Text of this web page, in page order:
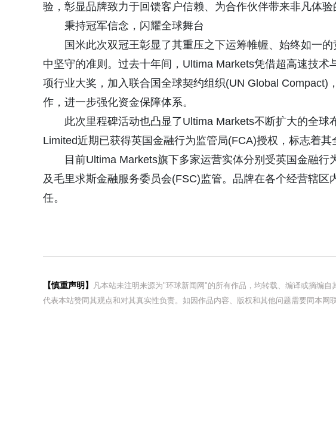
验，彰显品牌致力于回馈客户信赖、为合作伙伴带来非凡体验
秉持冠军信念，闪耀全球舞台
国米此次双冠王彰显了其重压之下运筹帷幄、始终如一
中坚守的准则。过去十年间，Ultima Markets凭借超高速技
项行业大奖，加入联合国全球契约组织(UN Global Compact)
作，进一步强化资金保障体系。
此次里程碑活动也凸显了Ultima Markets不断扩大的全
Limited近期已获得英国金融行为监管局(FCA)授权，标志着其
目前Ultima Markets旗下多家运营实体分别受英国金融
及毛里求斯金融服务委员会(FSC)监管。品牌在各个经营辖
任。
【慎重声明】
凡本站未注明来源为"环球新闻网"的所有作品，均转载、编译或摘编
代表本站赞同其观点和对其真实性负责。如因作品内容、版权和其他问题需要同本网